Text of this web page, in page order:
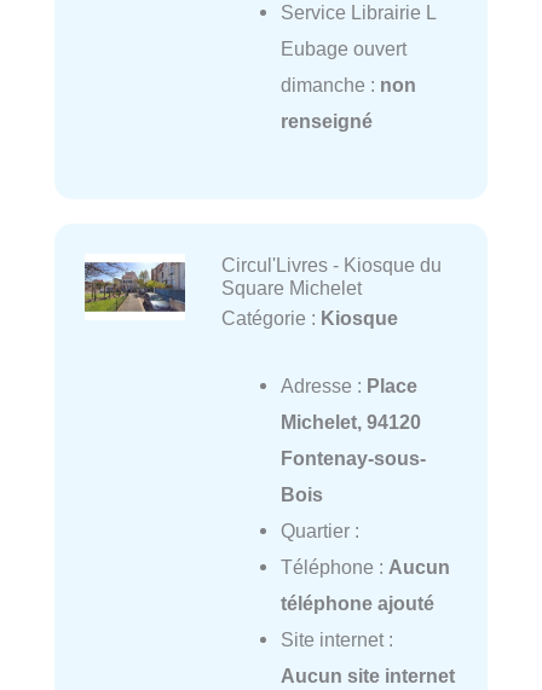
Service Librairie L
Eubage ouvert
dimanche : non
renseigné
Circul'Livres - Kiosque du
Square Michelet
Catégorie : Kiosque
Adresse : Place
Michelet, 94120
Fontenay-sous-
Bois
Quartier :
Téléphone : Aucun
téléphone ajouté
Site internet :
Aucun site internet